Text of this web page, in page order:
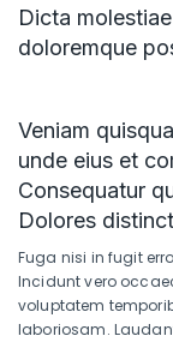
Dicta
doloremque
Veniam
unde eius et
Consequatur
Dolores
Fuga nisi in fugit
Incidunt vero
voluptatem
laboriosam.